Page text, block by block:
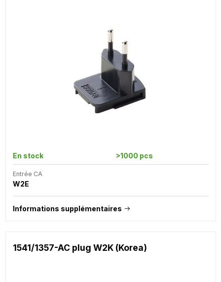
En stock >1000 pcs
Entrée CA
W2E
Informations supplémentaires
1541/1357-AC plug W2K (Korea)